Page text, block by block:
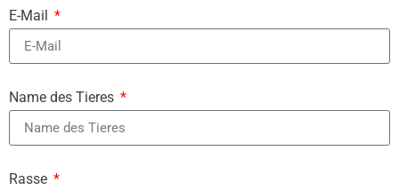
E-Mail
Name des Tieres
Rasse